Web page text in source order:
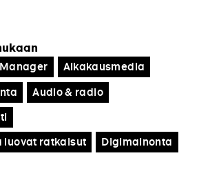
Aikakausmedia
Audio & radio
luovat ratkaisut
Digimainonta